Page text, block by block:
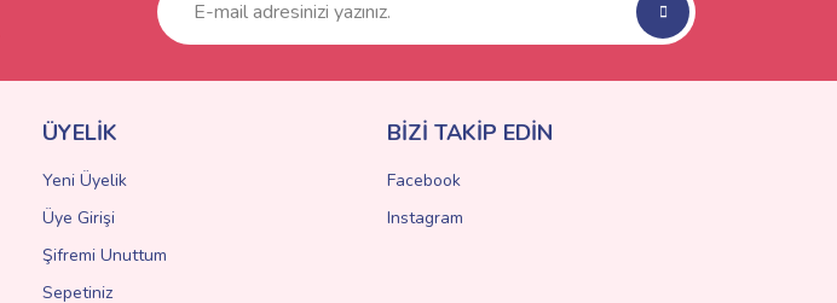
ÜYELİK
Yeni Üyelik
Üye Girişi
Şifremi Unuttum
Sepetiniz
BİZİ TAKİP EDİN
Facebook
Instagram